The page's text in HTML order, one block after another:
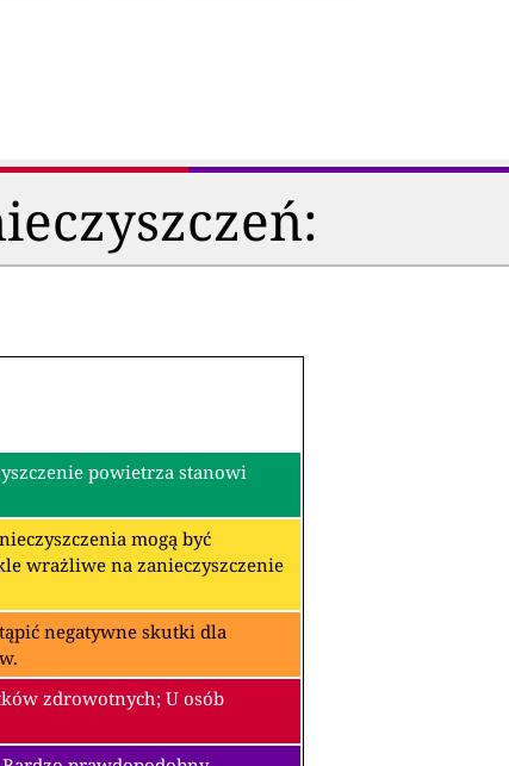
powietrza stanowi
mogą być
wrażliwe na zanieczyszczenie
negatywne skutki dla
zdrowotnych; U osób